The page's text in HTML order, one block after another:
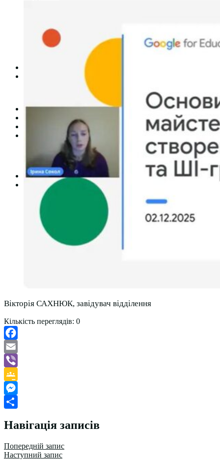
Документація. Карантин
Документація. Воєнний стан
Центр кар’єри та працевлаштування
Центр дуальної освіти
Неформальна та інформальна освіта
Міжнародне співробітництво
Міжнародне співробітництво для викладачів
Міжнародне співробітництво для студентів
Угоди та договори
Вісник
Кваліфікаційний центр МФК
Нормативно-правова база
Форма заяви здобувача
Перелік професій
Професійні стандарти
Майстри сервісних центрів
Про формальну, неформальну та інформальну освіту
Вікторія САХНЮК, завідувач відділення
Кількість переглядів: 0
Facebook
Email
Viber
Google
Classroom
Messenger
Навігація записів
Попередній запис
Наступний запис